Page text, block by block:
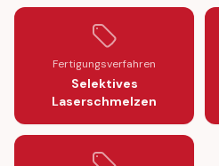
Fertigungsverfahren
Selektives
Laserschmelzen